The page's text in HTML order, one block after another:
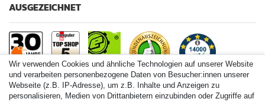
AUSGEZEICHNET
Wir verwenden Cookies und ähnliche Technologien auf unserer Website
und verarbeiten personenbezogene Daten von Besucher:innen unserer
Webseite (z.B. IP-Adresse), um z.B. Inhalte und Anzeigen zu
personalisieren, Medien von Drittanbietern einzubinden oder Zugriffe auf